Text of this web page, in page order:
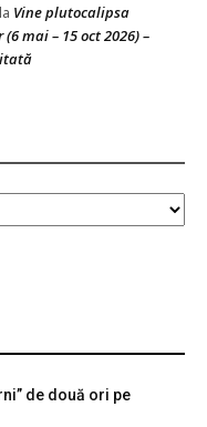
la Vine plutocalipsa
mai – 15 oct 2026) –
de două ori pe